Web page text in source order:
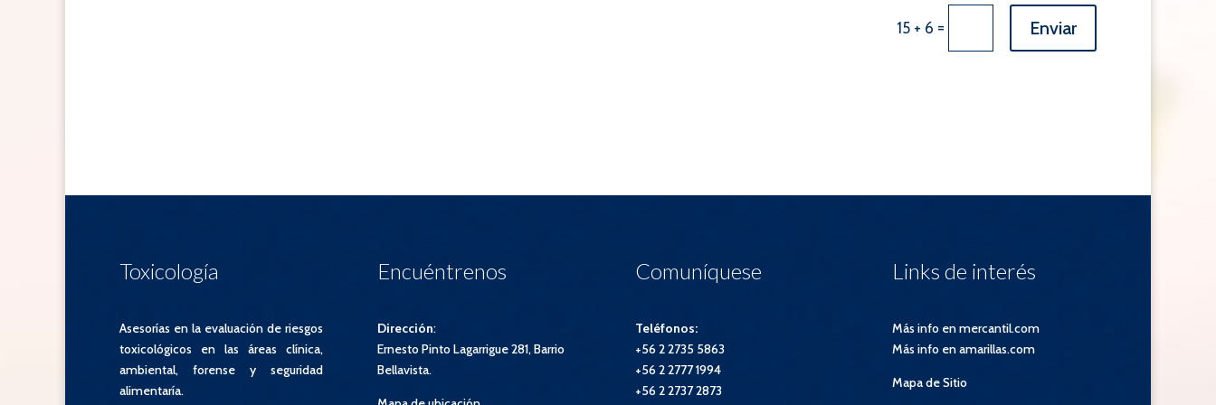
15 + 6 = Enviar
Toxicología
Asesorías en la evaluación de riesgos
toxicológicos en las áreas clínica,
ambiental, forense y seguridad
alimentaría.
Encuéntrenos
Dirección:
Ernesto Pinto Lagarrigue 281, Barrio
Bellavista.
Comuníquese
Teléfonos:
+56 2 2735 5863
+56 2 2777 1994
+56 2 2737 2873
Links de interés
Más info en mercantil.com
Más info en amarillas.com
Mapa de Sitio